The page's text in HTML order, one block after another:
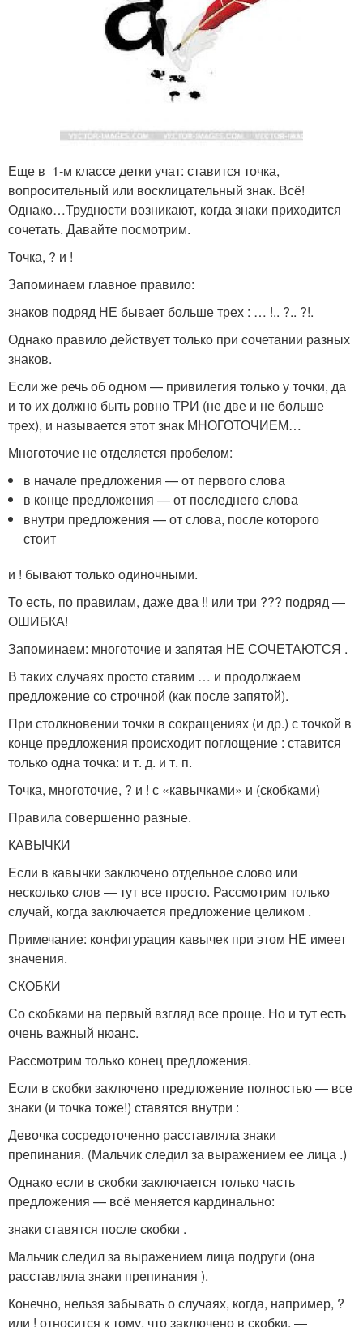
Еще в ­­ 1-м классе детки учат: ставится точка,
вопросительный или восклицательный знак. Всё!
Однако…Трудности возникают, когда знаки приходится
сочетать. Давайте посмотрим.
Точка, ? и !
Запоминаем главное правило:
знаков подряд НЕ бывает больше трех : … !.. ?.. ?!.
Однако правило действует только при сочетании разных
знаков.
Если же речь об одном — привилегия только у точки, да
и то их должно быть ровно ТРИ (не две и не больше
трех), и называется этот знак МНОГОТОЧИЕМ…
Многоточие не отделяется пробелом:
в начале предложения — от первого слова
в конце предложения — от последнего слова
внутри предложения — от слова, после которого
стоит
и ! бывают только одиночными.
То есть, по правилам, даже два !! или три ??? подряд —
ОШИБКА!
Запоминаем: многоточие и запятая НЕ СОЧЕТАЮТСЯ .
В таких случаях просто ставим … и продолжаем
предложение со строчной (как после запятой).
При столкновении точки в сокращениях (и др.) с точкой в
конце предложения происходит поглощение : ставится
только одна точка: и т. д. и т. п.
Точка, многоточие, ? и ! с «кавычками» и (скобками)
Правила совершенно разные.
КАВЫЧКИ
Если в кавычки заключено отдельное слово или
несколько слов — тут все просто. Рассмотрим только
случай, когда заключается предложение целиком .
Примечание: конфигурация кавычек при этом НЕ имеет
значения.
СКОБКИ
Со скобками на первый взгляд все проще. Но и тут есть
очень важный нюанс.
Рассмотрим только конец предложения.
Если в скобки заключено предложение полностью — все
знаки (и точка тоже!) ставятся внутри :
Девочка сосредоточенно расставляла знаки
препинания. (Мальчик следил за выражением ее лица .)
Однако если в скобки заключается только часть
предложения — всё меняется кардинально:
знаки ставятся после скобки .
Мальчик следил за выражением лица подруги (она
расставляла знаки препинания ).
Конечно, нельзя забывать о случаях, когда, например, ?
или ! относится к тому, что заключено в скобки, —